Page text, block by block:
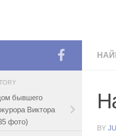
BY
бывшего
Виктора
фото)